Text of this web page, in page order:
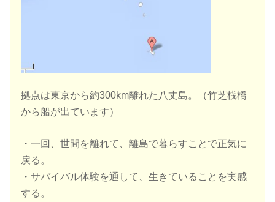
拠点は東京から約300km離れた八丈島。（竹芝桟橋
から船が出ています）
・一回、世間を離れて、離島で暮らすことで正気に
戻る。
・サバイバル体験を通して、生きていることを実感
する。